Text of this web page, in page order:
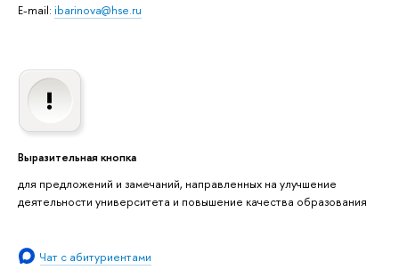
E-mail: ibarinova@hse.ru
Выразительная кнопка
для предложений и замечаний, направленных на улучшение
деятельности университета и повышение качества образования
Чат с абитуриентами